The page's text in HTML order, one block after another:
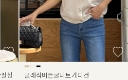
싱
클래식버튼쿨니트가디건